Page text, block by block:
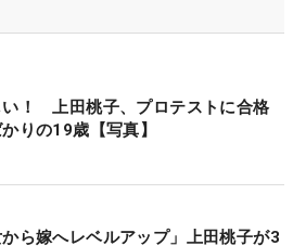
い！ 上田桃子、プロテストに合格
りの19歳【写真】
から嫁へレベルアップ」上田桃子が3